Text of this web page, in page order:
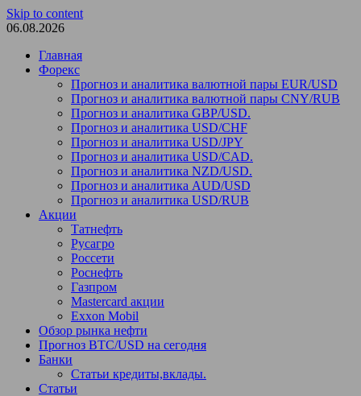
Skip to content
06.08.2026
Главная
Форекс
Прогноз и аналитика валютной пары EUR/USD
Прогноз и аналитика валютной пары CNY/RUB
Прогноз и аналитика GBP/USD.
Прогноз и аналитика USD/CHF
Прогноз и аналитика USD/JPY
Прогноз и аналитика USD/CAD.
Прогноз и аналитика NZD/USD.
Прогноз и аналитика AUD/USD
Прогноз и аналитика USD/RUB
Акции
Татнефть
Русагро
Россети
Роснефть
Газпром
Mastercard акции
Exxon Mobil
Обзор рынка нефти
Прогноз BTC/USD на сегодня
Банки
Статьи кредиты,вклады.
Статьи